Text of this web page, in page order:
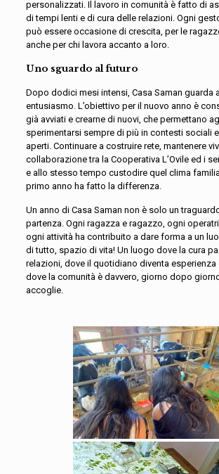
personalizzati. Il lavoro in comunità è fatto di
di tempi lenti e di cura delle relazioni. Ogni
può essere occasione di crescita, per le
anche per chi lavora accanto a loro.
Uno sguardo al futuro
Dopo dodici mesi intensi, Casa Saman guarda
entusiasmo. L’obiettivo per il nuovo anno è
già avviati e crearne di nuovi, che permettano
sperimentarsi sempre di più in contesti sociali
aperti. Continuare a costruire rete, mantenere
collaborazione tra la Cooperativa L’Ovile ed i
e allo stesso tempo custodire quel clima
primo anno ha fatto la differenza.
Un anno di Casa Saman non è solo un
partenza. Ogni ragazza e ragazzo, ogni
ogni attività ha contribuito a dare forma a un
di tutto, spazio di vita! Un luogo dove la cura
relazioni, dove il quotidiano diventa esperienza
dove la comunità è davvero, giorno dopo
accoglie.